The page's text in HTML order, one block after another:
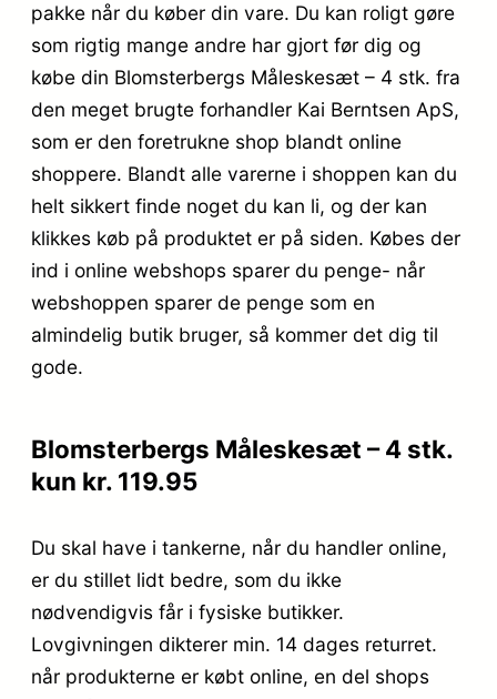
pakke når du køber din vare. Du kan roligt gøre
som rigtig mange andre har gjort før dig og
købe din Blomsterbergs Måleskesæt – 4 stk. fra
den meget brugte forhandler Kai Berntsen ApS,
som er den foretrukne shop blandt online
shoppere. Blandt alle varerne i shoppen kan du
helt sikkert finde noget du kan li, og der kan
klikkes køb på produktet er på siden. Købes der
ind i online webshops sparer du penge- når
webshoppen sparer de penge som en
almindelig butik bruger, så kommer det dig til
gode.
Blomsterbergs Måleskesæt – 4 stk.
kun kr. 119.95
Du skal have i tankerne, når du handler online,
er du stillet lidt bedre, som du ikke
nødvendigvis får i fysiske butikker.
Lovgivningen dikterer min. 14 dages returret.
når produkterne er købt online, en del shops